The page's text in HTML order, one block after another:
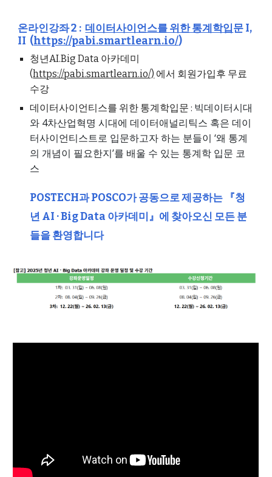
온라인강좌 2 :데이터사이언스를 위한 통계학입문 I,
II (https://pabi.smartlearn.io/)
청년AI.Big Data 아카데미
(https://pabi.smartlearn.io/) 에서 회원가입후 무료
수강
데이터사이언티스를 위한 통계학입문 : 빅데이터시대
와 4차산업혁명 시대에 데이터애널리틱스 혹은 데이
터사이언티스트로 입문하고자 하는 분들이 ‘왜 통계
의 개념이 필요한지’를 배울 수 있는 통계학 입문 코
스
POSTECH과 POSCO가 공동으로 제공하는 『청
년 AI · Big Data 아카데미』에 찾아오신 모든 분
들을 환영합니다